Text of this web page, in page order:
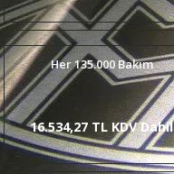
Her 135.000 Bakım
16.534,27 TL KDV Dahil